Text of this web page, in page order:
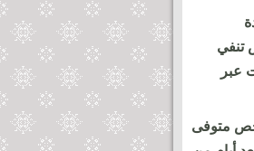
تنفي
عبر
متوفى